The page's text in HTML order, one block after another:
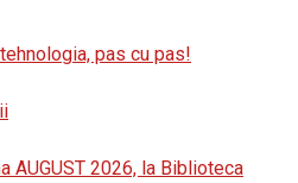
pas cu pas!
AUGUST 2026, la Biblioteca